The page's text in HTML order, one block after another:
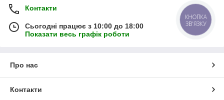
Контакти
Сьогодні працює з 10:00 до 18:00
Показати весь графік роботи
Про нас
Контакти
КНОПКА
ЗВ'ЯЗКУ